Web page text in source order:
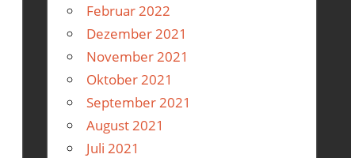
Februar 2022
Dezember 2021
November 2021
Oktober 2021
September 2021
August 2021
Juli 2021